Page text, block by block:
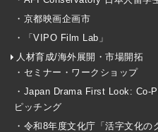
・京都映画企画市
・「VIPO Film Lab」
人材育成/海外展開・市場開拓
・セミナー・ワークショップ
・Japan Drama First Look: Co-
ピッチング
・令和8年度文化庁「活字文化の